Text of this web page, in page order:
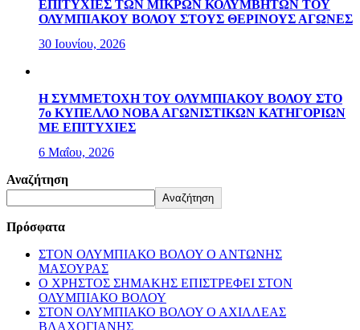
ΕΠΙΤΥΧΙΕΣ ΤΩΝ ΜΙΚΡΩΝ ΚΟΛΥΜΒΗΤΩΝ ΤΟΥ
ΟΛΥΜΠΙΑΚΟΥ ΒΟΛΟΥ ΣΤΟΥΣ ΘΕΡΙΝΟΥΣ ΑΓΩΝΕΣ
30 Ιουνίου, 2026
Η ΣΥΜΜΕΤΟΧΗ ΤΟΥ ΟΛΥΜΠΙΑΚΟΥ ΒΟΛΟΥ ΣΤΟ
7ο ΚΥΠΕΛΛΟ ΝΟΒΑ ΑΓΩΝΙΣΤΙΚΩΝ ΚΑΤΗΓΟΡΙΩΝ
ΜΕ ΕΠΙΤΥΧΙΕΣ
6 Μαΐου, 2026
Αναζήτηση
Αναζήτηση
Πρόσφατα
ΣΤΟΝ ΟΛΥΜΠΙΑΚΟ ΒΟΛΟΥ Ο ΑΝΤΩΝΗΣ
ΜΑΣΟΥΡΑΣ
Ο ΧΡΗΣΤΟΣ ΣΗΜΑΚΗΣ ΕΠΙΣΤΡΕΦΕΙ ΣΤΟΝ
ΟΛΥΜΠΙΑΚΟ ΒΟΛΟΥ
ΣΤΟΝ ΟΛΥΜΠΙΑΚΟ ΒΟΛΟΥ Ο ΑΧΙΛΛΕΑΣ
ΒΛΑΧΟΓΙΑΝΗΣ